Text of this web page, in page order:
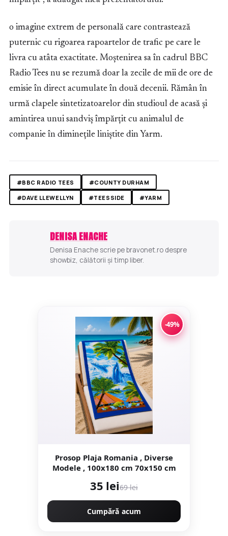
o imagine extrem de personală care contrastează
puternic cu rigoarea rapoartelor de trafic pe care le
livra cu atâta exactitate. Moștenirea sa în cadrul BBC
Radio Tees nu se rezumă doar la zecile de mii de ore de
emisie în direct acumulate în două decenii. Rămân în
urmă clapele sintetizatoarelor din studioul de acasă și
amintirea unui sandviș împărțit cu animalul de
companie în diminețile liniștite din Yarm.
#BBC RADIO TEES
#COUNTY DURHAM
#DAVE LLEWELLYN
#TEESSIDE #YARM
DENISA ENACHE
Denisa Enache scrie pe bravonet.ro despre
showbiz, călătorii și timp liber.
-49%
Prosop Plaja Romania , Diverse
Modele , 100x180 cm 70x150 cm
35 lei69 lei
Cumpără acum